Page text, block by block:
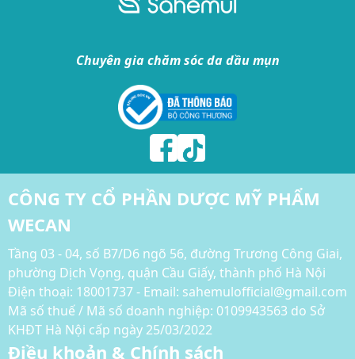
Chuyên gia chăm sóc da dầu mụn
CÔNG TY CỔ PHẦN DƯỢC MỸ PHẨM
WECAN
Tầng 03 - 04, số B7/D6 ngõ 56, đường Trương Công Giai,
phường Dịch Vọng, quận Cầu Giấy, thành phố Hà Nội
Điện thoại: 18001737 - Email: sahemulofficial@gmail.com
Mã số thuế / Mã số doanh nghiệp: 0109943563 do Sở
KHĐT Hà Nội cấp ngày 25/03/2022
Điều khoản & Chính sách